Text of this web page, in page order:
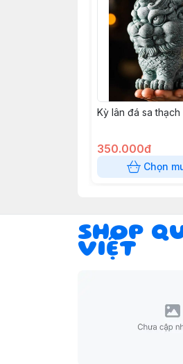
Kỳ lân đá sa thạch
350.000đ
Chọn
SHOP
VIỆT